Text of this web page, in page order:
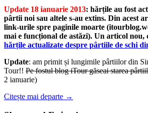
Update 18 ianuarie 2013: hărțile au fost
pârtii noi sau altele s-au extins. Din acest
link-urile spre paginile moarte
mai e funcțional de astăzi). Un articol nou,
hărțile actualizate despre pârtiile de schi
Update: am primit și lungimile pârtiilor din
Tour!! Pe fostul blog iTour găseai starea
2 ianuarie)
Citește mai departe →